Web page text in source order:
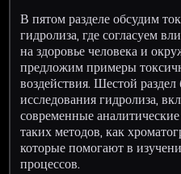
В пятом разделе обсудим
гидролиза, где согласуем
на здоровье человека и
предложим примеры
воздействия. Шестой
исследования гидролиза,
современные
таких методов, как
которые помогают в
процессов.